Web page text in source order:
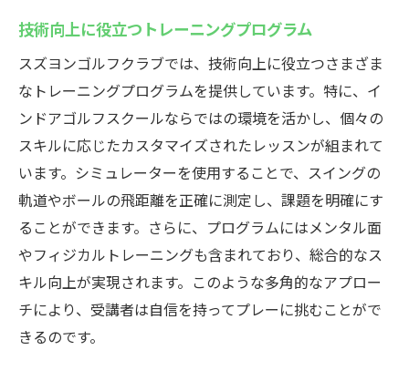
技術向上に役立つトレーニングプログラム
スズヨンゴルフクラブでは、技術向上に役立つさまざま
なトレーニングプログラムを提供しています。特に、イ
ンドアゴルフスクールならではの環境を活かし、個々の
スキルに応じたカスタマイズされたレッスンが組まれて
います。シミュレーターを使用することで、スイングの
軌道やボールの飛距離を正確に測定し、課題を明確にす
ることができます。さらに、プログラムにはメンタル面
やフィジカルトレーニングも含まれており、総合的なス
キル向上が実現されます。このような多角的なアプロー
チにより、受講者は自信を持ってプレーに挑むことがで
きるのです。